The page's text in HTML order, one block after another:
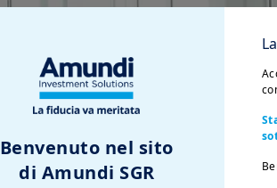
Benvenuto nel sito
di Amundi SGR